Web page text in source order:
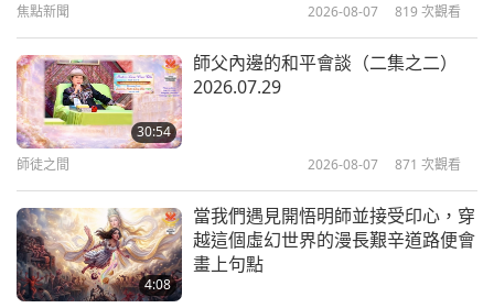
9
1:53
您現在收看的是無上師電視台，
吃素、環保、救地球！ #9
短片
10
1:21
您現在收看的是無上師電視台，
吃素、環保、救地球！ #10
短片
焦點新聞 2026-08-07 819 次觀看
30:54
師父內邊的和平會談（二集之二）
2026.07.29
師徒之間 2026-08-07 871 次觀看
4:08
當我們遇見開悟明師並接受印心，穿
越這個虛幻世界的漫長艱辛道路便會
畫上句點